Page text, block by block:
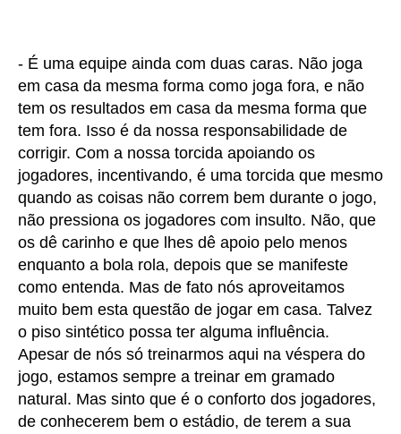
- É uma equipe ainda com duas caras. Não joga
em casa da mesma forma como joga fora, e não
tem os resultados em casa da mesma forma que
tem fora. Isso é da nossa responsabilidade de
corrigir. Com a nossa torcida apoiando os
jogadores, incentivando, é uma torcida que mesmo
quando as coisas não correm bem durante o jogo,
não pressiona os jogadores com insulto. Não, que
os dê carinho e que lhes dê apoio pelo menos
enquanto a bola rola, depois que se manifeste
como entenda. Mas de fato nós aproveitamos
muito bem esta questão de jogar em casa. Talvez
o piso sintético possa ter alguma influência.
Apesar de nós só treinarmos aqui na véspera do
jogo, estamos sempre a treinar em gramado
natural. Mas sinto que é o conforto dos jogadores,
de conhecerem bem o estádio, de terem a sua